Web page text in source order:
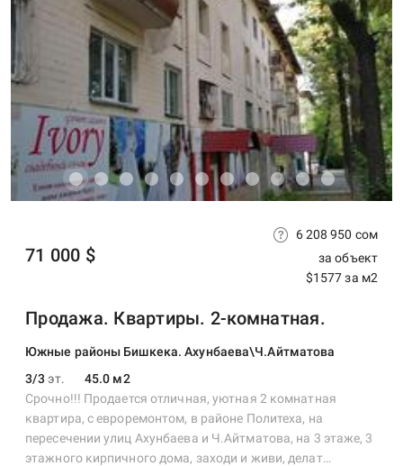
Продажа. Квартиры. 2-комнатная.
Южные районы Бишкека. Ахунбаева\Ч.Айтматова
3/3 эт. 45.0 м2
71 000 $
6 208 950 сом
за объект
$1577 за м2
Срочно!!! Продается отличная, уютная 2 комнатная
квартира, с евроремонтом, в районе Политеха, на
пересечении улиц Ахунбаева и Ч.Айтматова, на 3 этаже, 3
этажного кирпичного дома, заходи и живи, делат…